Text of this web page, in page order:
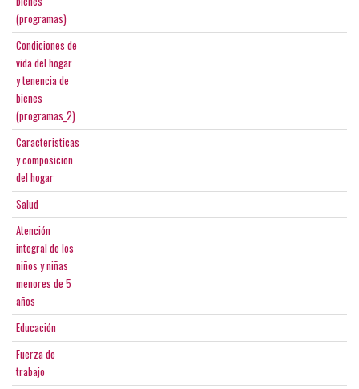
(programas)
Condiciones de
vida del hogar
y tenencia de
bienes
(programas_2)
Caracteristicas
y composicion
del hogar
Salud
Atención
integral de los
niños y niñas
menores de 5
años
Educación
Fuerza de
trabajo